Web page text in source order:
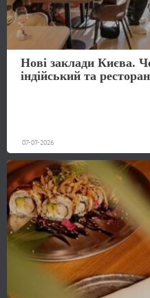
Нові заклади Києва.
індійський та
07-07-2026